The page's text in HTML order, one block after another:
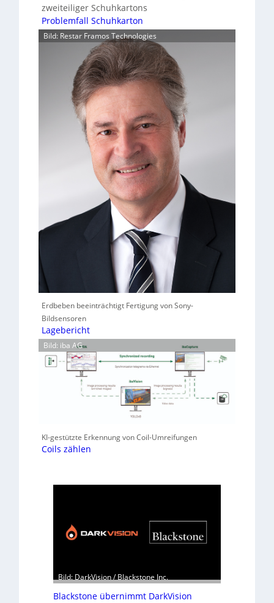
zweiteiliger Schuhkartons
Problemfall Schuhkarton
Bild: Restar Framos Technologies
Erdbeben beeinträchtigt Fertigung von Sony-
Bildsensoren
Lagebericht
Bild: iba AG
KI-gestützte Erkennung von Coil-Umreifungen
Coils zählen
Bild: DarkVision / Blackstone Inc.
Blackstone übernimmt DarkVision